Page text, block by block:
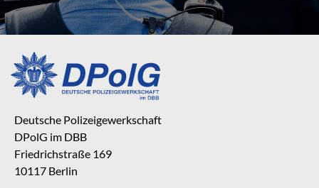
Deutsche Polizeigewerkschaft
DPolG im DBB
Friedrichstraße 169
10117 Berlin